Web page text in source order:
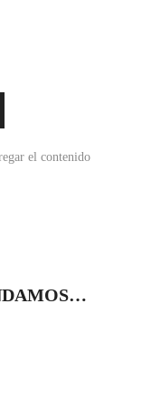
el contenido